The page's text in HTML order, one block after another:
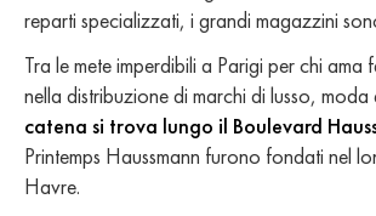
reparti specializzati, i grandi magazzini
Tra le mete imperdibili a Parigi per chi
nella distribuzione di marchi di lusso,
catena si trova lungo il Boulevard
Printemps Haussmann furono fondati nel
Havre.